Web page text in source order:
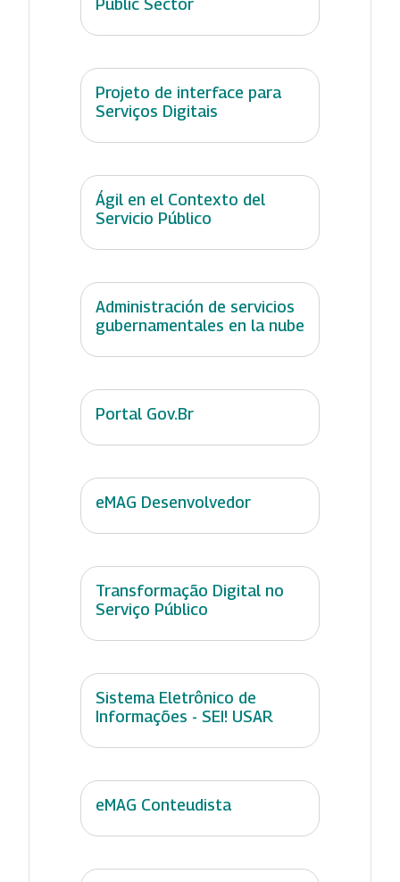
Public Sector
Projeto de interface para
Serviços Digitais
Ágil en el Contexto del
Servicio Público
Administración de servicios
gubernamentales en la nube
Portal Gov.Br
eMAG Desenvolvedor
Transformação Digital no
Serviço Público
Sistema Eletrônico de
Informações - SEI! USAR
eMAG Conteudista